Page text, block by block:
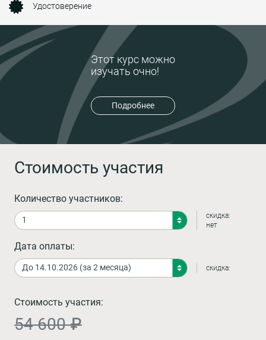
Этот курс можно
изучать очно!
Подробнее
Удостоверение
Стоимость участия
Количество участников:
скидка:
нет
Дата оплаты:
скидка:
Стоимость участия:
54 600 ₽